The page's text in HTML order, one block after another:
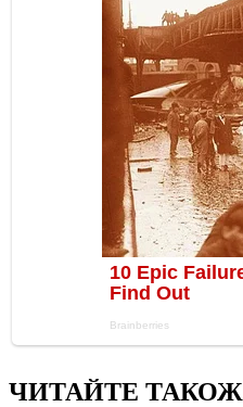
ЧИТАЙТЕ ТАКОЖ